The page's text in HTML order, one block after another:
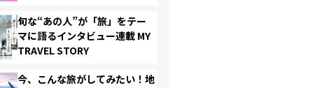
旬な“あの人”が「旅」をテー
マに語るインタビュー連載 MY
TRAVEL STORY
今、こんな旅がしてみたい！地